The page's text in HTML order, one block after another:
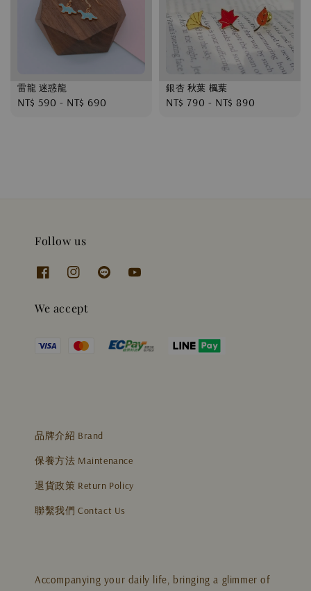
雷龍 迷惑龍
Regular
NT$ 590 - NT$ 690
銀杏 秋葉 楓葉
Regular
NT$ 790 - NT$ 890
Follow us
We accept
品牌介紹 Brand
保養方法 Maintenance
退貨政策 Return Policy
聯繫我們 Contact Us
Accompanying your daily life, bringing a glimmer of